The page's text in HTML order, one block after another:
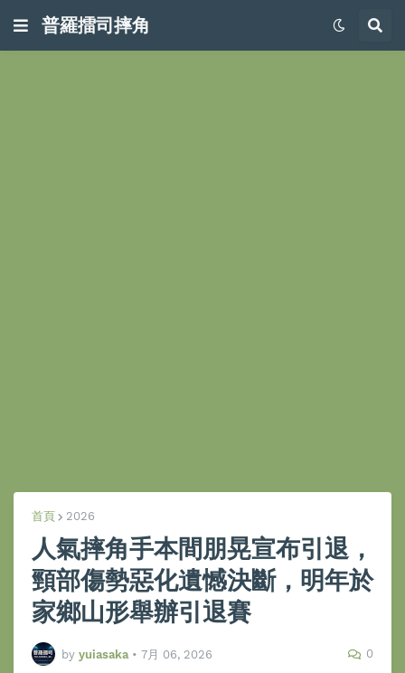
普羅擂司摔角
首頁 2026
人氣摔角手本間朋晃宣布引退，
頸部傷勢惡化遺憾決斷，明年於
家鄉山形舉辦引退賽
by yuiasaka • 7月 06, 2026 0